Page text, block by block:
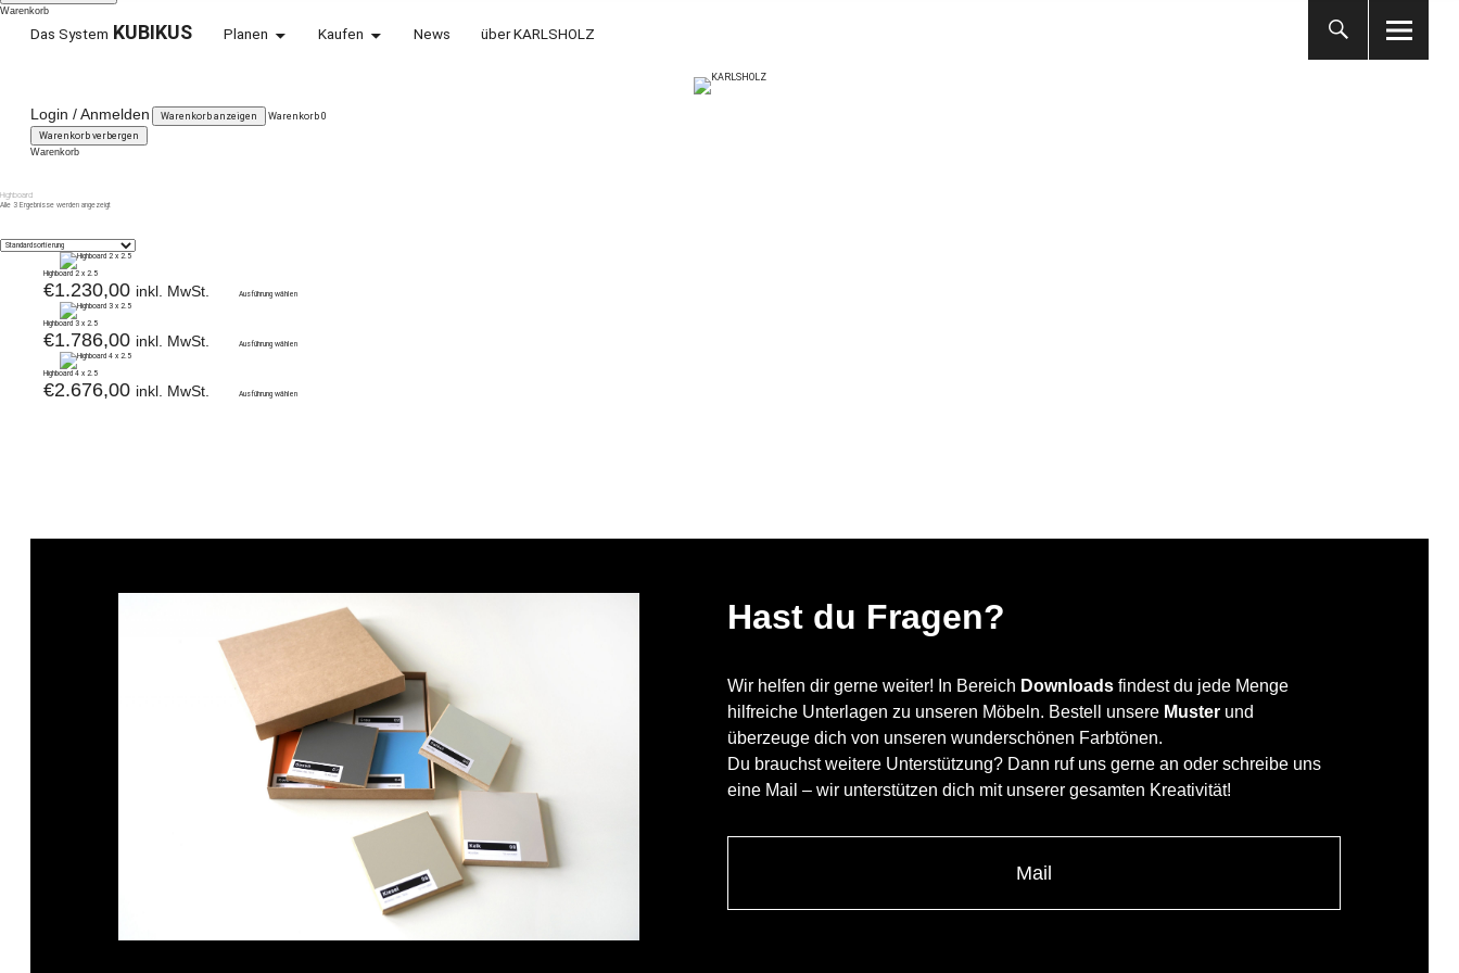
Das System KUBIKUS Planen Kaufen News über KARLSHOLZ
KARLSHOLZ
WEIL WIR VERÄNDERUNG LIEBEN.
Login / Anmelden Warenkorb anzeigen Warenkorb 0
Warenkorb verbergen
Warenkorb
Warenkorb
Highboard
Alle 3 Ergebnisse werden angezeigt
Highboard 2 x 2.5
€1.230,00 inkl. MwSt. Ausführung wählen
Highboard 3 x 2.5
€1.786,00 inkl. MwSt. Ausführung wählen
Highboard 4 x 2.5
€2.676,00 inkl. MwSt. Ausführung wählen
Hast du Fragen?
Wir helfen dir gerne weiter! In Bereich Downloadsfindest du jede Menge
hilfreiche Unterlagen zu unseren Möbeln. Bestell unsere Muster und
überzeuge dich von unseren wunderschönen Farbtönen.
Du brauchst weitere Unterstützung? Dann ruf uns gerne an oder schreibe uns
eine Mail – wir unterstützen dich mit unserer gesamten Kreativität!
Mail